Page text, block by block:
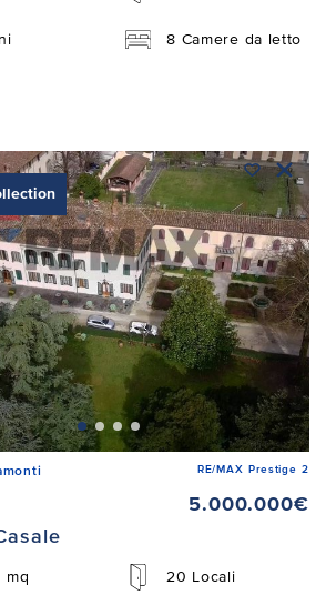
8 Camere da letto
RE/MAX Prestige 2
5.000.000€
mq 20 Locali